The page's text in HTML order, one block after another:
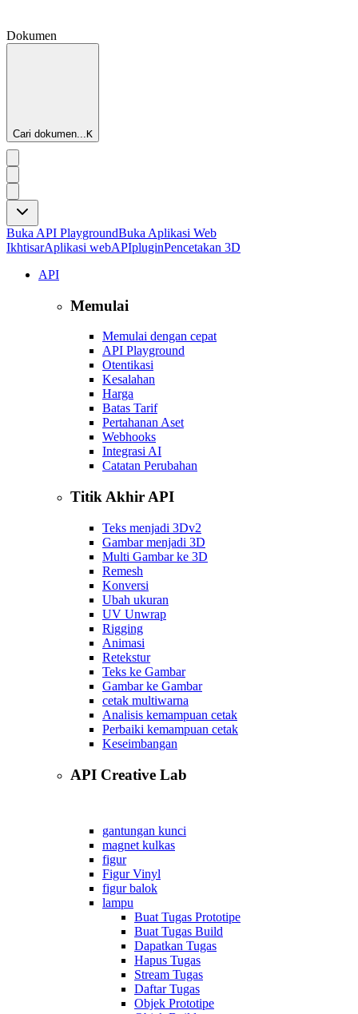
Dokumen
Cari dokumen...K
Buka API PlaygroundBuka Aplikasi Web
IkhtisarAplikasi webAPIpluginPencetakan 3D
API
Memulai
Memulai dengan cepat
API Playground
Otentikasi
Kesalahan
Harga
Batas Tarif
Pertahanan Aset
Webhooks
Integrasi AI
Catatan Perubahan
Titik Akhir API
Teks menjadi 3Dv2
Gambar menjadi 3D
Multi Gambar ke 3D
Remesh
Konversi
Ubah ukuran
UV Unwrap
Rigging
Animasi
Retekstur
Teks ke Gambar
Gambar ke Gambar
cetak multiwarna
Analisis kemampuan cetak
Perbaiki kemampuan cetak
Keseimbangan
API Creative Lab
gantungan kunci
magnet kulkas
figur
Figur Vinyl
figur balok
lampu
Buat Tugas Prototipe
Buat Tugas Build
Dapatkan Tugas
Hapus Tugas
Stream Tugas
Daftar Tugas
Objek Prototipe